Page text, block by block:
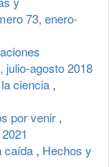
73, enero-
julio-agosto 2018
ciencia ,
por venir ,
caída , Hechos y